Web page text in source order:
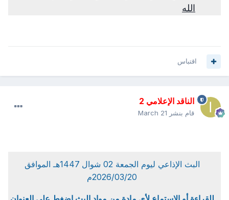
الله
اقتباس
الناقد الإعلامي 2
قام بنشر March 21
البث الإذاعي ليوم الجمعة 02 شوال 1447هـ الموافق
2026/03/20م